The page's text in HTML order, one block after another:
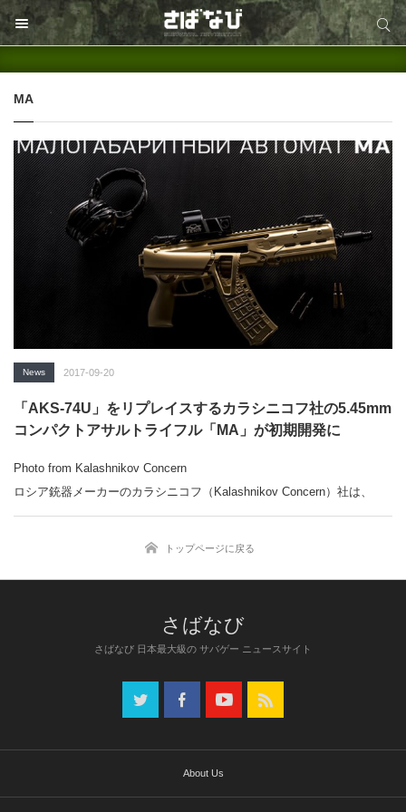
サイト内検索
MA
News 2017-09-20
「AKS-74U」をリプレイスするカラシニコフ社の5.45mm
コンパクトアサルトライフル「MA」が初期開発に
Photo from Kalashnikov Concern
ロシア銃器メーカーのカラシニコフ（Kalashnikov Concern）社は、
した。
カラシニコフが「MA 5.45mm コンパクトアサルトライフル」の初試
トップページに戻る
さばなび 日本最大級の サバゲー ニュースサイト
About Us
サイト内検索